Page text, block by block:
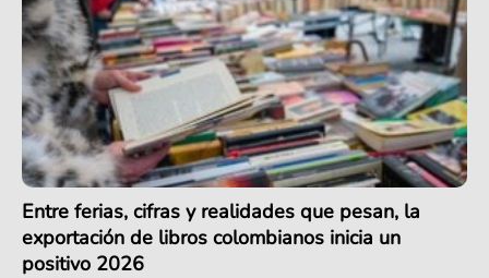
Entre ferias, cifras y realidades que pesan, la
exportación de libros colombianos inicia un
positivo 2026